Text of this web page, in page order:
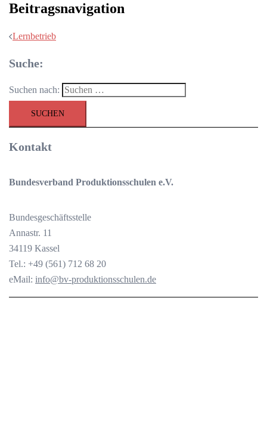
Beitragsnavigation
Lernbetrieb
Suche:
Suchen nach:
Kontakt
Bundesverband Produktionsschulen e.V.
Bundesgeschäftsstelle
Annastr. 11
34119 Kassel
Tel.: +49 (561) 712 68 20
eMail: info@bv-produktionsschulen.de